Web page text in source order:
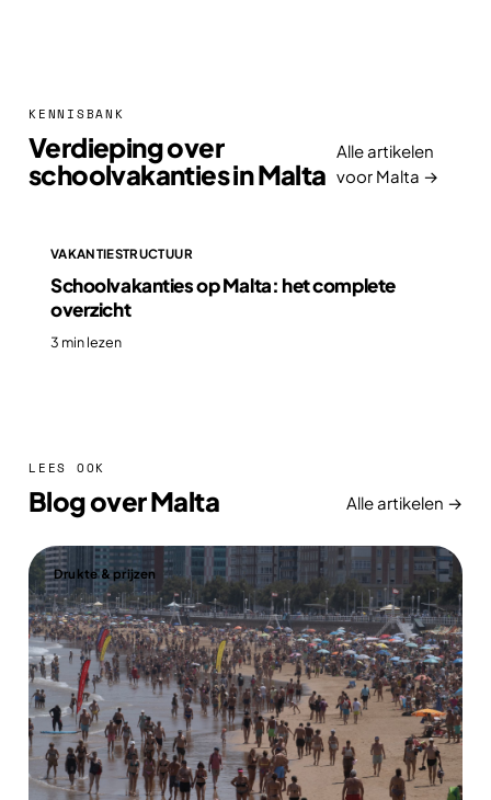
KENNISBANK
Verdieping over
schoolvakanties in Malta
Alle artikelen
voor Malta →
VAKANTIESTRUCTUUR
Schoolvakanties op Malta: het complete
overzicht
3 min lezen
LEES OOK
Blog over Malta Alle artikelen →
Drukte & prijzen